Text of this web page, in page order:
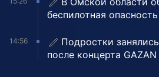
беспилотная опасность
14:56
Подростки
после концерта